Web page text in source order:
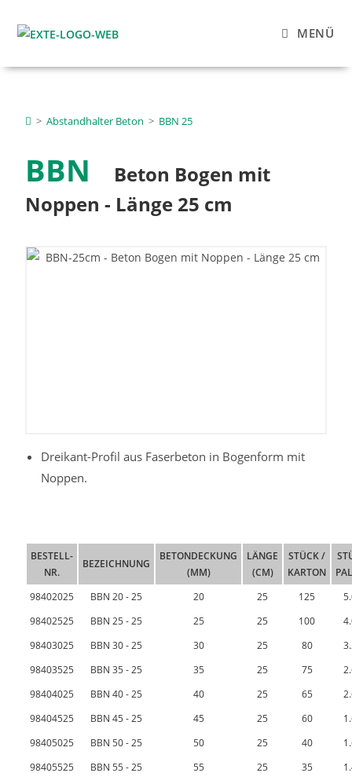
MENÜ
> Abstandhalter Beton > BBN 25
BBN
Beton Bogen mit
Noppen - Länge 25 cm
Dreikant-Profil aus Faserbeton in Bogenform mit
Noppen.
BESTELL-
NR.
BEZEICHNUNG
BETONDECKUNG
(MM)
LÄNGE
(CM)
STÜCK /
KARTON
98402025
BBN 20 - 25 20 25 125
98402525
BBN 25 - 25 25 25 100
98403025
BBN 30 - 25 30 25 80
98403525
BBN 35 - 25 35 25 75
98404025
BBN 40 - 25 40 25 65
98404525
BBN 45 - 25 45 25 60
98405025
BBN 50 - 25 50 25 40
98405525
BBN 55 - 25 55 25 35